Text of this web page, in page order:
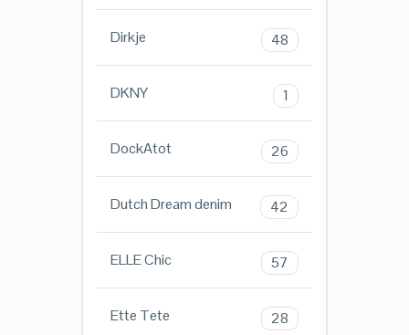
Dirkje 48
DKNY 1
DockAtot 26
Dutch Dream denim 42
ELLE Chic 57
Ette Tete 28